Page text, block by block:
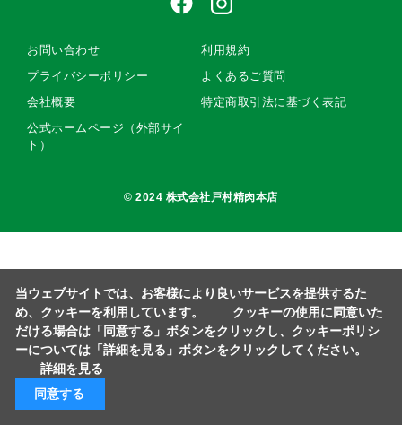
お問い合わせ
利用規約
プライバシーポリシー
よくあるご質問
会社概要
特定商取引法に基づく表記
公式ホームページ（外部サイ
ト）
© 2024 株式会社戸村精肉本店
当ウェブサイトでは、お客様により良いサービスを提供するた
め、クッキーを利用しています。 クッキーの使用に同意いた
だける場合は「同意する」ボタンをクリックし、クッキーポリシ
ーについては「詳細を見る」ボタンをクリックしてください。
詳細を見る
同意する